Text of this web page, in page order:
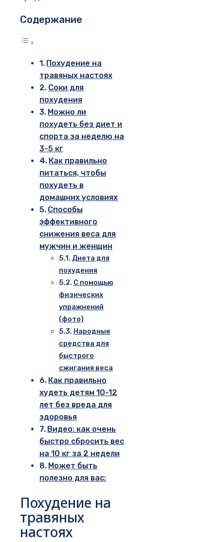
Содержание
Похудение на
травяных настоях
Соки для
похудения
Можно ли
похудеть без диет и
спорта за неделю на
3-5 кг
Как правильно
питаться, чтобы
похудеть в
домашних условиях
Способы
эффективного
снижения веса для
мужчин и женщин
Диета для
похудения
С помощью
физических
упражнений
(фото)
Народные
средства для
быстрого
сжигания веса
Как правильно
худеть детям 10-12
лет без вреда для
здоровья
Видео: как очень
быстро сбросить вес
на 10 кг за 2 недели
Может быть
полезно для вас:
Похудение на
травяных
настоях